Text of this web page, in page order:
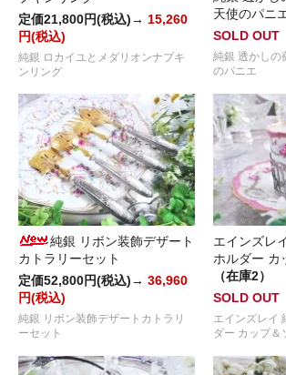
定価21,800円(税込)→ 15,260
円(税込)
純銀 ロカイユとメダリオンナプキ
ンリング
天使のパニ
SOLD OUT
純銀 透かしの
のパニエ
純銀 リボン装飾デザート
カトラリーセット
定価52,800円(税込)→ 36,960
円(税込)
純銀 リボン装飾デザートカトラリ
ーセット
エインズレ
ホルダー カ
（在庫2）
SOLD OUT
エインズレイ
ダー カップ＆